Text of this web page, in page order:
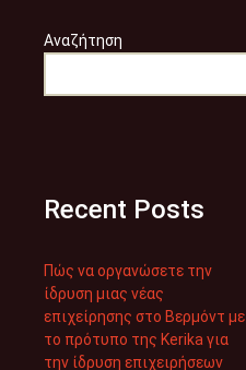
Αναζήτηση
Recent Posts
Πώς να οργανώσετε την
ίδρυση μιας νέας
επιχείρησης στο Βερμόντ με
το πρότυπο της Kerika για
την ίδρυση επιχειρήσεων